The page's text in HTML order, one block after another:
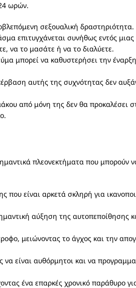
ωρών.
σεξουαλική δραστηριότητα.
επιτυγχάνεται συνήθως εντός
να το μασάτε ή να το διαλύετε.
μπορεί να καθυστερήσει την
αυτής της συχνότητας δεν
από μόνη της δεν θα προκαλέσει
πλεονεκτήματα που μπορούν
που είναι αρκετά σκληρή για
αύξηση της αυτοπεποίθησης
μειώνοντας το άγχος και την
είναι αυθόρμητοι και να
ένα επαρκές χρονικό παράθυρο